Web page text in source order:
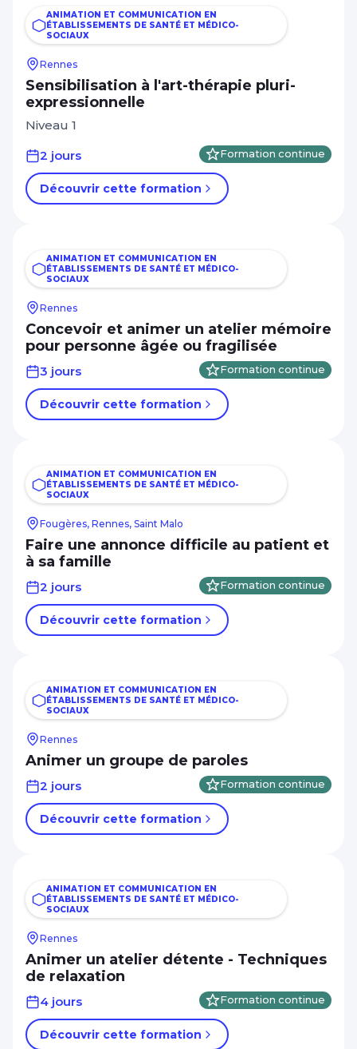
ANIMATION ET COMMUNICATION EN
ÉTABLISSEMENTS DE SANTÉ ET MÉDICO-
SOCIAUX
Rennes
Sensibilisation à l'art-thérapie pluri-
expressionnelle
Niveau 1
2 jours
Formation continue
Découvrir cette formation
ANIMATION ET COMMUNICATION EN
ÉTABLISSEMENTS DE SANTÉ ET MÉDICO-
SOCIAUX
Rennes
Concevoir et animer un atelier mémoire
pour personne âgée ou fragilisée
3 jours Formation continue
Découvrir cette formation
ANIMATION ET COMMUNICATION EN
ÉTABLISSEMENTS DE SANTÉ ET MÉDICO-
SOCIAUX
Fougères, Rennes, Saint Malo
Faire une annonce difficile au patient et
à sa famille
2 jours Formation continue
Découvrir cette formation
ANIMATION ET COMMUNICATION EN
ÉTABLISSEMENTS DE SANTÉ ET MÉDICO-
SOCIAUX
Rennes
Animer un groupe de paroles
2 jours Formation continue
Découvrir cette formation
ANIMATION ET COMMUNICATION EN
ÉTABLISSEMENTS DE SANTÉ ET MÉDICO-
SOCIAUX
Rennes
Animer un atelier détente - Techniques
de relaxation
4 jours Formation continue
Découvrir cette formation